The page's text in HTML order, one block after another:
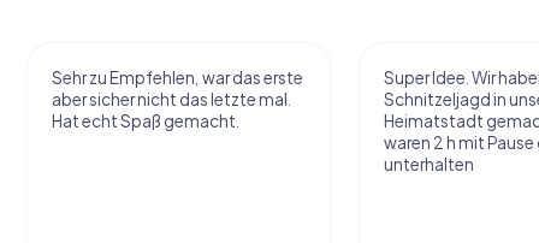
Sehr zu Empfehlen, war das erste
aber sicher nicht das letzte mal.
Hat echt Spaß gemacht.
Super Idee. Wir
Schnitzeljagd in
Heimatstadt
waren 2 h mit
unterhalten